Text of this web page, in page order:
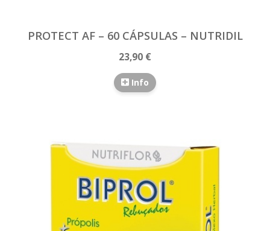
PROTECT AF – 60 CÁPSULAS – NUTRIDIL
23,90 €
Info